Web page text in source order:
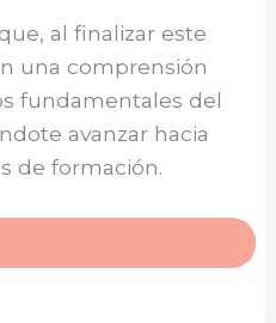
al finalizar este
una comprensión
fundamentales del
avanzar hacia
de formación.